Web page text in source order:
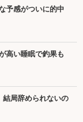
予感がついに的中
高い睡眠で釣果も
局辞められないの